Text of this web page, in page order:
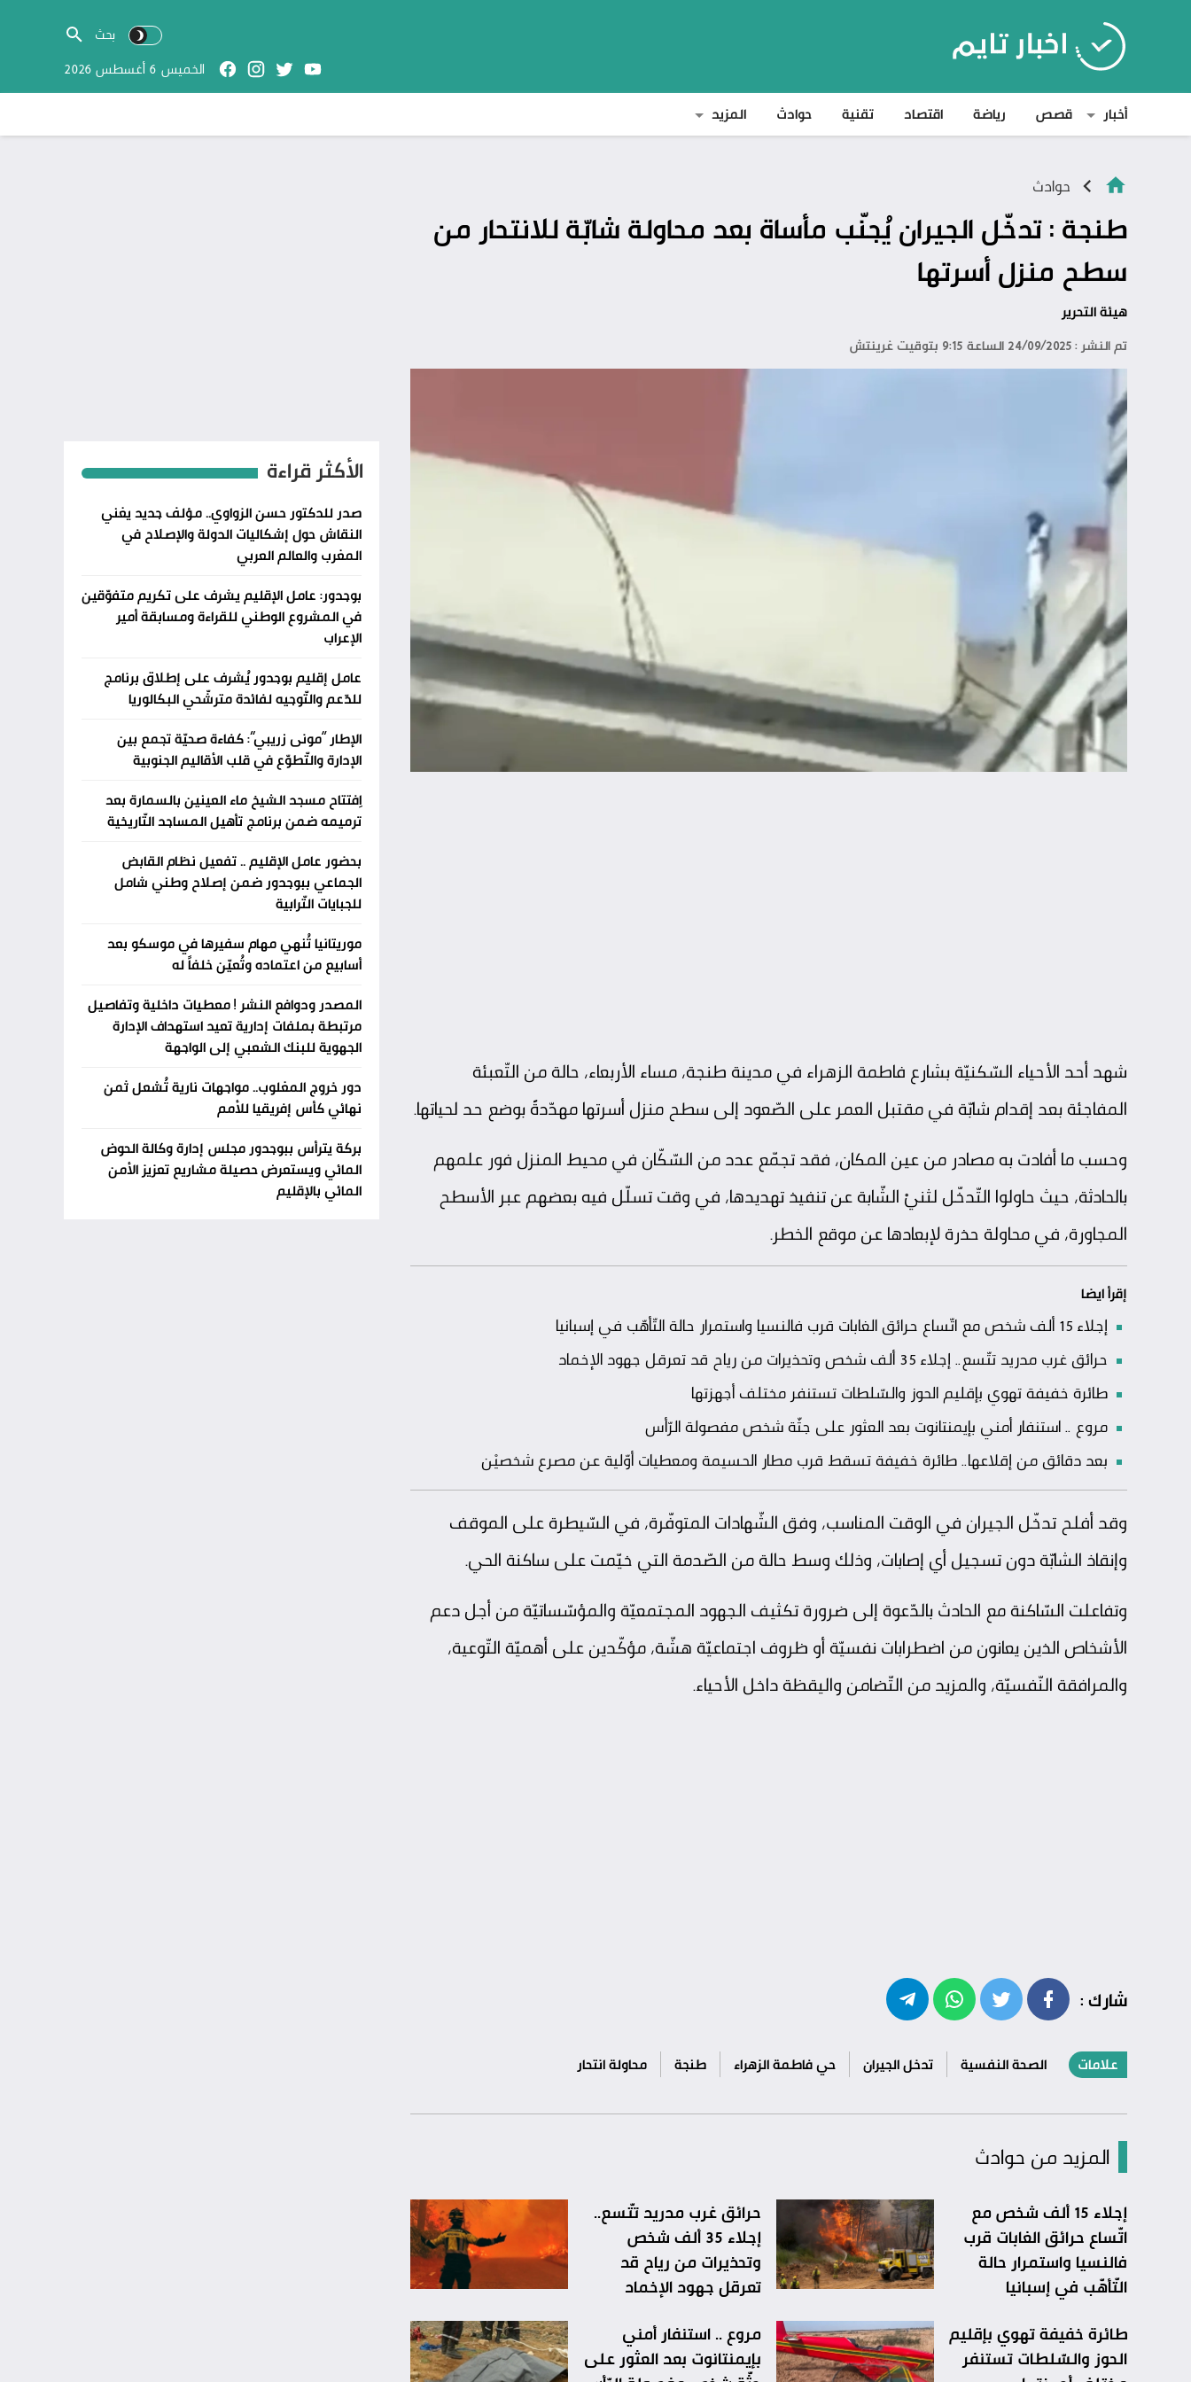
الخميس 6 أغسطس 2026
أخبار
قصص رياضة اقتصاد تقنية حوادث المزيد
حوادث
طنجة : تدخّل الجيران يُجنّب مأساة بعد محاولة شابّة للانتحار من
سطح منزل أسرتها
هيئة التحرير
تم النشر : 24/09/2025 الساعة 9:15 بتوقيت غرينتش
شهد أحد الأحياء السّكنيّة بشارع فاطمة الزهراء فيمدينة طنجة، مساء الأربعاء، حالة من التّعبئة
المفاجئة بعد إقدام شابّة في مقتبل العمر على الصّعود إلى سطح منزل أسرتها مهدّدةً بوضع حد لحياتها.
وحسب ما أفادت به مصادر من عين المكان، فقد تجمّع عدد من السّكّان في محيط المنزل فور علمهم
بالحادثة، حيث حاولوا التّدخّل لثنيْ الشّابة عن تنفيذ تهديدها، في وقت تسلّل فيه بعضهم عبر الأسطح
المجاورة، في محاولة حذرة لإبعادها عن موقع الخطر.
إقرأ ايضا
إجلاء 15 ألف شخص مع اتّساع حرائق الغابات قرب فالنسيا واستمرار حالة التّأهّب في إسبانيا
حرائق غرب مدريد تتّسع.. إجلاء 35 ألف شخص وتحذيرات من رياح قد تعرقل جهود الإخماد
طائرة خفيفة تهوي بإقليم الحوز والسّلطات تستنفر مختلف أجهزتها
مروع .. استنفار أمني بإيمنتانوت بعد العثور على جثّة شخص مفصولة الرّأس
بعد دقائق من إقلاعها.. طائرة خفيفة تسقط قرب مطار الحسيمة ومعطيات أوّلية عن مصرع شخصيْن
وقد أفلح تدخّل الجيران في الوقت المناسب، وفق الشّهادات المتوفّرة، في السّيطرة على الموقف
وإنقاذ الشابّة دون تسجيل أي إصابات، وذلك وسط حالة من الصّدمة التي خيّمت على ساكنة الحي.
وتفاعلت السّاكنة مع الحادث بالدّعوة إلى ضرورة تكثيف الجهود المجتمعيّة والمؤسّساتيّة من أجل دعم
الأشخاص الذين يعانون من اضطرابات نفسيّة أو ظروف اجتماعيّة هشّة، مؤكّدين على أهميّة التّوعية،
والمرافقة النّفسيّة، والمزيد من التّضامن واليقظة داخل الأحياء.
شارك :
علامات الصحة النفسية تدخل الجيران حي فاطمة الزهراء طنجة محاولة انتحار
المزيد من حوادث
إجلاء 15 ألف شخص مع
اتّساع حرائق الغابات قرب
فالنسيا واستمرار حالة
التّأهّب في إسبانيا
حرائق غرب مدريد تتّسع..
إجلاء 35 ألف شخص
وتحذيرات من رياح قد
تعرقل جهود الإخماد
طائرة خفيفة تهوي بإقليم
الحوز والسّلطات تستنفر
مروع .. استنفار أمني
بإيمنتانوت بعد العثور على
الأكثر قراءة
صدر للدكتور حسن الزواوي.. مؤلف جديد يغني
النقاش حول إشكاليات الدولة والإصلاح في
المغرب والعالم العربي
بوجدور: عامل الإقليم يشرف على تكريم متفوّقين
في المشروع الوطني للقراءة ومسابقة أمير
الإعراب
عامل إقليم بوجدور يُشرف على إطلاق برنامج
للدّعم والتّوجيه لفائدة مترشّحي البكالوريا
الإطار “مونى زريبي”: كفاءة صحيّة تجمع بين
الإدارة والتّطوّع في قلب الأقاليم الجنوبية
اِفتتاح مسجد الشيخ ماء العينين بالسمارة بعد
ترميمه ضمن برنامج تأهيل المساجد التّاريخية
بحضور عامل الإقليم .. تفعيل نظام القابض
الجماعي ببوجدور ضمن إصلاح وطني شامل
للجبايات التّرابية
موريتانيا تُنهي مهام سفيرها في موسكو بعد
أسابيع من اعتماده وتُعيّن خلفاً له
المصدر ودوافع النشر ! معطيات داخلية وتفاصيل
مرتبطة بملفات إدارية تعيد استهداف الإدارة
الجهوية للبنك الشعبي إلى الواجهة
دور خروج المغلوب.. مواجهات نارية تُشعل ثمن
نهائي كأس إفريقيا للأمم
بركة يترأس ببوجدور مجلس إدارة وكالة الحوض
المائي ويستعرض حصيلة مشاريع تعزيز الأمن
المائي بالإقليم